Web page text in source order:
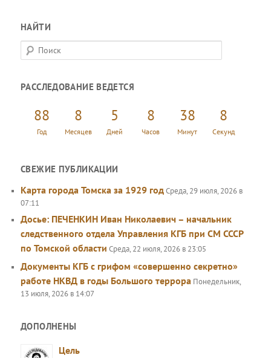
НАЙТИ
П
о
с
РАССЛЕДОВАНИЕ ВЕДЕТСЯ
88
Год
8
Месяцев
5
Дней
8
Часов
38
Минут
9
Секунд
СВЕЖИЕ ПУБЛИКАЦИИ
Карта города Томска за 1929 годСреда, 29 июля, 2026 в
07:11
Досье: ПЕЧЕНКИН Иван Николаевич – начальник
следственного отдела Управления КГБ при СМ СССР
по Томской области Среда, 22 июля, 2026 в 23:05
Документы КГБ с грифом «совершенно секретно»
работе НКВД в годы Большого террора Понедельник,
13 июля, 2026 в 14:07
ДОПОЛНЕНЫ
Цель